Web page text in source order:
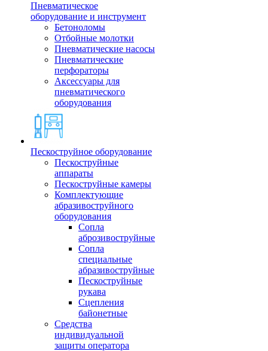
Пневматическое
оборудование и инструмент
Бетоноломы
Отбойные молотки
Пневматические насосы
Пневматические
перфораторы
Аксессуары для
пневматического
оборудования
Пескоструйное оборудование
Пескоструйные
аппараты
Пескоструйные камеры
Комплектующие
абразивоструйного
оборудования
Сопла
аброзивоструйные
Сопла
специальные
абразивоструйные
Пескоструйные
рукава
Сцепления
байонетные
Средства
индивидуальной
защиты оператора